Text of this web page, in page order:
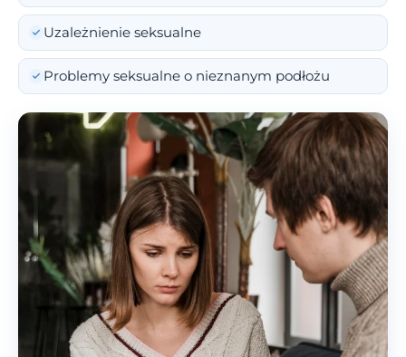
Uzależnienie seksualne
Problemy seksualne o nieznanym podłożu